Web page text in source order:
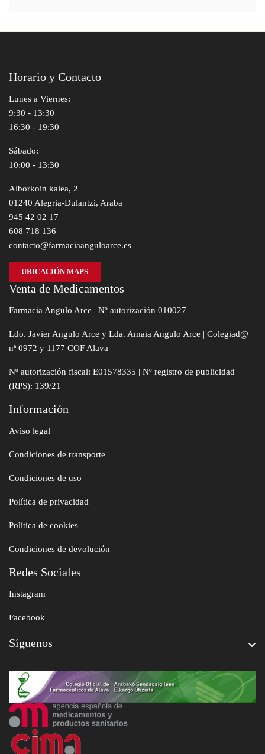
Horario y Contacto
Lunes a Viernes:
9:30 - 13:30
16:30 - 19:30
Sábado:
10:00 - 13:30
Alborkoin kalea, 2
01240 Alegria-Dulantzi, Araba
945 42 02 17
608 718 136
contacto@farmaciaanguloarce.es
UBICACIÓN MAPS
Venta de Medicamentos
Farmacia Angulo Arce | Nº autorización 010027
Ldo. Javier Angulo Arce y Lda. Amaia Angulo Arce | Colegiad@
nª 0972 y 1177 COF Alava
Nº autorización fiscal: E01578335 | Nº registro de publicidad
(RPS): 139/21
Información
Aviso legal
Condiciones de transporte
Condiciones de uso
Política de privacidad
Política de cookies
Condiciones de devolución
Redes Sociales
Instagram
Facebook
Síguenos 